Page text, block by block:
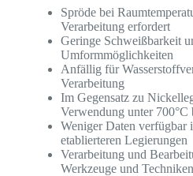
Spröde bei
Verarbeitung erfordert
Geringe Schweißbarkeit
Umformmöglichkeiten
Anfällig für
Verarbeitung
Im Gegensatz zu
Verwendung unter 700°C
Weniger Daten verfügbar
etablierteren Legierungen
Verarbeitung und
Werkzeuge und Techniken